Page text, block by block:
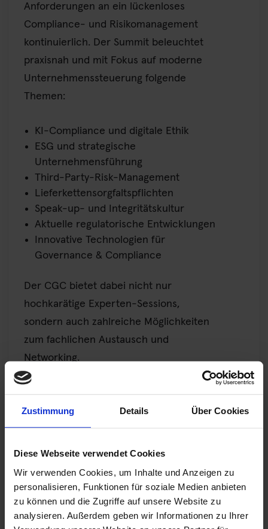
Zustimmung Details Über Cookies
Diese Webseite verwendet Cookies
Wir verwenden Cookies, um Inhalte und Anzeigen zu
personalisieren, Funktionen für soziale Medien anbieten
zu können und die Zugriffe auf unsere Website zu
analysieren. Außerdem geben wir Informationen zu Ihrer
Anforderungen an ein lückenloses
Compliance- und Risikomanagement
kontinuierlich. Der Summit beleuchtet
praxisnah und mit Fokus auf moderne
Unternehmenssteuerung folgende
Themen:
KI-Compliance und digitale Ethik
ESG und strategische
Unternehmensführung
Third-Party-Risk-Management
Lieferkettensorgfaltspflichten
Speak-up- und Integritätskultur
Aktuelle regulatorische Entwicklungen
Innovative Technologien für
Governance & Compliance
Der CGC bietet dabei nicht nur
hochkarätige Experten-Sessions,
sondern auch zahlreiche Möglichkeiten
zum fachlichen Austausch und
Networking.
Gemeinschaftsstand auf dem CGC
2026!
PROXORA undlawpilotssind nach dem
erfolgreichen Auftritt im vergangenen
Jahr auch 2026 wieder gemeinsam auf
dem CGC vertreten. An unserem Stand